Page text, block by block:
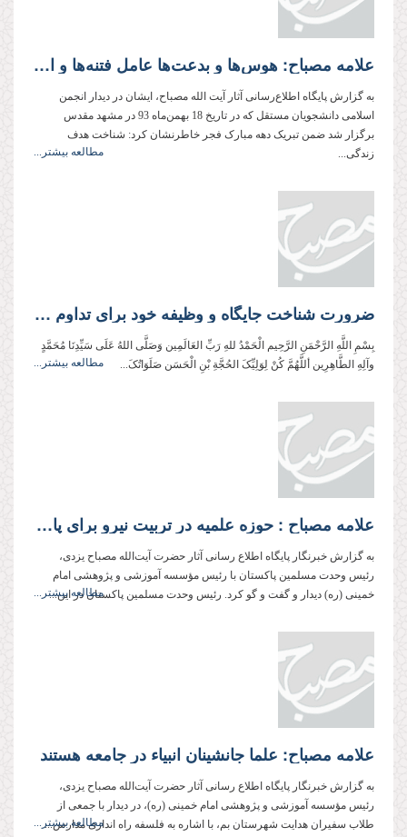
علامه مصباح: هوس‌ها و بدعت‌ها عامل فتنه‌ها و انحرافات است
به گزارش پایگاه اطلاع‌رسانی آثار آیت الله مصباح، ایشان در دیدار انجمن
اسلامی دانشجویان مستقل که در تاریخ 18 بهمن‌ماه 93 در مشهد مقدس
برگزار شد ضمن تبریک دهه مبارک فجر خاطرنشان کرد: شناخت هدف
زندگی...
مطالعه بیشتر...
ضرورت شناخت جایگاه و وظیفه خود برای تداوم انقلاب
بِسْمِ اللَّهِ الرَّحْمَنِ الرَّحِيم الْحَمْدُ للهِ رَبِّ العَالَمِین وَصَلَّی اللهُ عَلَی سَیِّدِنَا مُحَمَّدٍ
وآلِهِ الطَّاهِرِین أللَّهُمَّ کُنْ لِوَلِیِّکَ الحُجَّةِ بْنِ الْحَسَن صَلَوَاتُکَ...
مطالعه بیشتر...
علامه مصباح : حوزه علمیه در تربیت نیرو برای پاسخگویی به نیاز‌های فکری جهان، باید بهتر عمل کند
به گزارش خبرنگار پایگاه اطلاع رسانی آثار حضرت آیت‌الله مصباح یزدی،
رئیس وحدت مسلمین پاکستان با رئیس مؤسسه آموزشی و پژوهشی امام
خمینی (ره) دیدار و گفت و گو کرد. رئیس وحدت مسلمین پاکستان در این...
مطالعه بیشتر...
علامه مصباح: علما جانشینان انبیاء در جامعه هستند
به گزارش خبرنگار پایگاه اطلاع رسانی آثار حضرت آیت‌الله مصباح یزدی،
رئیس مؤسسه آموزشی و پژوهشی امام خمینی (ره)، در دیدار با جمعی از
طلاب سفیران هدایت شهرستان بم، با اشاره به فلسفه راه اندازی مدارس...
مطالعه بیشتر...